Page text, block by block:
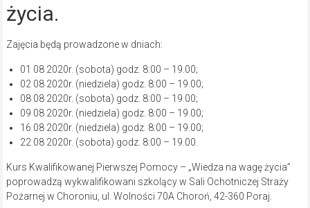
życia.
Zajęcia będą prowadzone w dniach:
01 08 2020r. (sobota) godz. 8:00 – 19.00;
02 08 2020r. (niedziela) godz. 8:00 – 19.00;
08 08 2020r. (sobota) godz. 8:00 – 19.00;
09 08 2020r. (niedziela) godz. 8:00 – 19.00;
16 08 2020r. (niedziela) godz. 8:00 – 19.00;
22 08 2020r. (sobota) godz. 8:00 – 19.00.
Kurs Kwalifikowanej Pierwszej Pomocy – „Wiedza na wagę życia”
poprowadzą wykwalifikowani szkolący w Sali Ochotniczej Straży
Pożarnej w Choroniu, ul. Wolności 70A Choroń, 42-360 Poraj.